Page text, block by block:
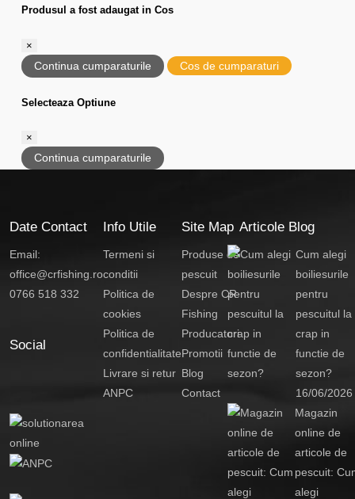
Produsul a fost adaugat in Cos
×
Continua cumparaturile Cos de cumparaturi
Selecteaza Optiune
×
Continua cumparaturile
Date Contact
Email:
office@crfishing.ro
0766 518 332
Social
Info Utile
Termeni si
conditii
Politica de
cookies
Politica de
confidentialitate
Livrare si retur
ANPC
Site Map
Produse de
pescuit
Despre CR
Fishing
Producatori
Promotii
Blog
Contact
Articole Blog
Cum alegi
boiliesurile
pentru
pescuitul la
crap in
functie de
sezon?
16/06/2026
Magazin
online de
articole de
pescuit:
alegi